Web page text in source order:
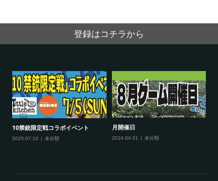
登録はコチラから
10禁銃限定戦コラボイベント
2025.07.10 未分類
月開催日
2024.04.01 未分類